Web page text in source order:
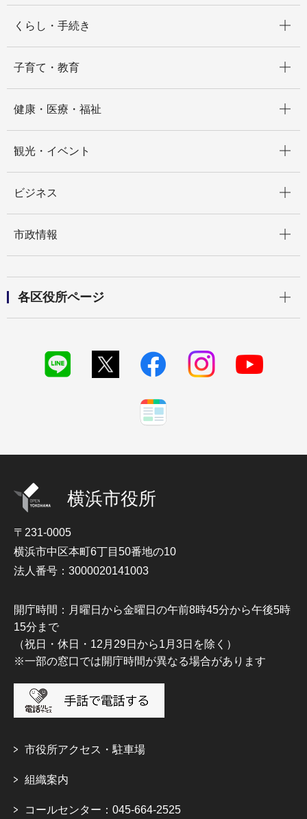
くらし・手続き
子育て・教育
健康・医療・福祉
観光・イベント
ビジネス
市政情報
各区役所ページ
横浜市役所
〒231-0005
横浜市中区本町6丁目50番地の10
法人番号：3000020141003
開庁時間：月曜日から金曜日の午前8時45分から午後5時
15分まで
（祝日・休日・12月29日から1月3日を除く）
※一部の窓口では開庁時間が異なる場合があります
市役所アクセス・駐車場
組織案内
コールセンター：045-664-2525